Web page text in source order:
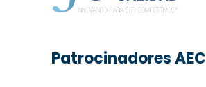
Patrocinadores AEC